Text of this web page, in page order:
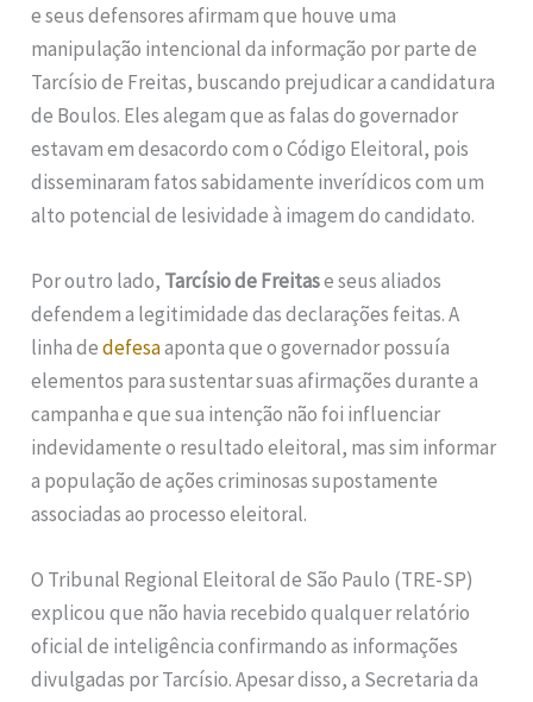
e seus defensores afirmam que houve uma
manipulação intencional da informação por parte de
Tarcísio de Freitas, buscando prejudicar a candidatura
de Boulos. Eles alegam que as falas do governador
estavam em desacordo com o Código Eleitoral, pois
disseminaram fatos sabidamente inverídicos com um
alto potencial de lesividade à imagem do candidato.
Por outro lado, Tarcísio de Freitase seus aliados
defendem a legitimidade das declarações feitas. A
linha dedefesaaponta que o governador possuía
elementos para sustentar suas afirmações durante a
campanha e que sua intenção não foi influenciar
indevidamente o resultado eleitoral, mas sim informar
a população de ações criminosas supostamente
associadas ao processo eleitoral.
O Tribunal Regional Eleitoral de São Paulo (TRE-SP)
explicou que não havia recebido qualquer relatório
oficial de inteligência confirmando as informações
divulgadas por Tarcísio. Apesar disso, a Secretaria da